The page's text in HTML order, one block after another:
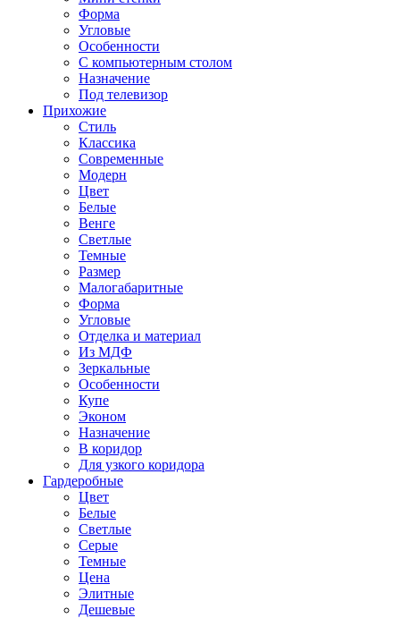
Форма
Угловые
Особенности
С компьютерным столом
Назначение
Под телевизор
Прихожие
Стиль
Классика
Современные
Модерн
Цвет
Белые
Венге
Светлые
Темные
Размер
Малогабаритные
Форма
Угловые
Отделка и материал
Из МДФ
Зеркальные
Особенности
Купе
Эконом
Назначение
В коридор
Для узкого коридора
Гардеробные
Цвет
Белые
Светлые
Серые
Темные
Цена
Элитные
Дешевые